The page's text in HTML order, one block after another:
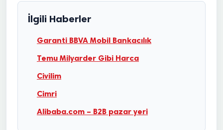
İlgili Haberler
Garanti BBVA Mobil Bankacılık
Temu Milyarder Gibi Harca
Civilim
Cimri
Alibaba.com – B2B pazar yeri